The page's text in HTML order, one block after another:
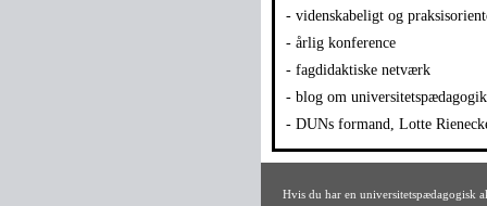
- videnskabeligt og
- årlig konference
- fagdidaktiske netværk
- blog om
- DUNs formand, Lotte
Hvis du har en universitetspædagogisk